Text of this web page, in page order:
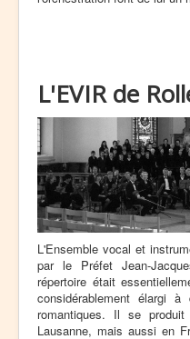
L'EVIR de
L'Ensemble vocal et
par le Préfet Jean-
répertoire était
considérablement élargi
romantiques. Il se
Lausanne, mais aussi en